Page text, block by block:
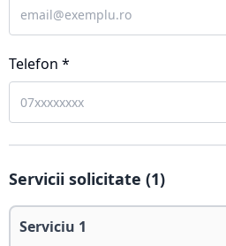
Telefon *
Servicii solicitate (1)
Serviciu 1